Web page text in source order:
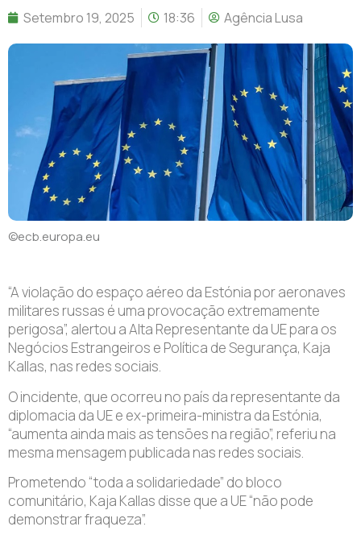
Setembro 19, 2025 18:36 Agência Lusa
©ecb.europa.eu
“A violação do espaço aéreo da Estónia por aeronaves
militares russas é uma provocação extremamente
perigosa”, alertou a Alta Representante da UE para os
Negócios Estrangeiros e Política de Segurança, Kaja
Kallas, nas redes sociais.
O incidente, que ocorreu no país da representante da
diplomacia da UE e ex-primeira-ministra da Estónia,
“aumenta ainda mais as tensões na região”, referiu na
mesma mensagem publicada nas redes sociais.
Prometendo “toda a solidariedade” do bloco
comunitário, Kaja Kallas disse que a UE “não pode
demonstrar fraqueza”.